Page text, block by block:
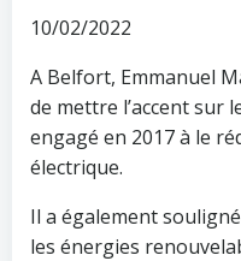
10/02/2022
A Belfort, Emmanuel
de mettre l’accent sur
engagé en 2017 à le
électrique.
Il a également
les énergies